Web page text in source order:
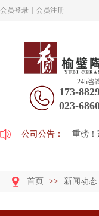
24h咨
173-
023-
会员登录 会员注册
公司公告： 重磅
首页 >> 新闻动态